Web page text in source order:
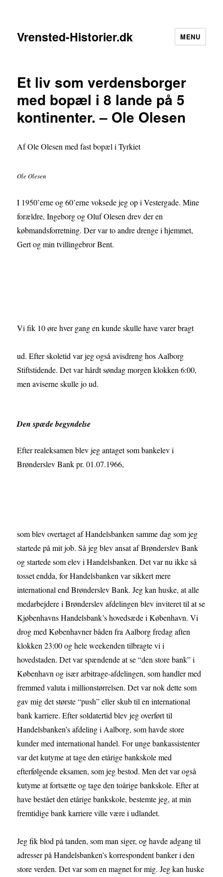
Vrensted-Historier.dk MENU
Et liv som verdensborger
med bopæl i 8 lande på 5
kontinenter. – Ole Olesen
Af Ole Olesen med fast bopæl i Tyrkiet
Ole Olesen
I 1950’erne og 60’erne voksede jeg op i Vestergade. Mine
forældre, Ingeborg og Oluf Olesen drev der en
købmandsforretning. Der var to andre drenge i hjemmet,
Gert og min tvillingebror Bent.
Vi fik 10 øre hver gang en kunde skulle have varer bragt
ud. Efter skoletid var jeg også avisdreng hos Aalborg
Stiftstidende. Det var hårdt søndag morgen klokken 6:00,
men aviserne skulle jo ud.
Den spæde begyndelse
Efter realeksamen blev jeg antaget som bankelev i
Brønderslev Bank pr. 01.07.1966,
som blev overtaget af Handelsbanken samme dag som jeg
startede på mit job. Så jeg blev ansat af Brønderslev Bank
og startede som elev i Handelsbanken. Det var nu ikke så
tosset endda, for Handelsbanken var sikkert mere
international end Brønderslev Bank. Jeg kan huske, at alle
medarbejdere i Brønderslev afdelingen blev inviteret til at se
Kjøbenhavns Handelsbank’s hovedsæde i København. Vi
drog med Københavner båden fra Aalborg fredag aften
klokken 23:00 og hele weekenden tilbragte vi i
hovedstaden. Det var spændende at se “den store bank” i
København og især arbitrage-afdelingen, som handler med
fremmed valuta i millionstørrelsen. Det var nok dette som
gav mig det største “push” eller skub til en international
bank karriere. Efter soldatertid blev jeg overført til
Handelsbanken’s afdeling i Aalborg, som havde store
kunder med international handel. For unge bankassistenter
var det kutyme at tage den etårige bankskole med
efterfølgende eksamen, som jeg bestod. Men det var også
kutyme at fortsætte og tage den toårige bankskole. Efter at
have bestået den etårige bankskole, bestemte jeg, at min
fremtidige bank karriere ville være i udlandet.
Jeg fik blod på tanden, som man siger, og havde adgang til
adresser på Handelsbanken’s korrespondent banker i den
store verden. Det var som en magnet for mig. Jeg kan huske